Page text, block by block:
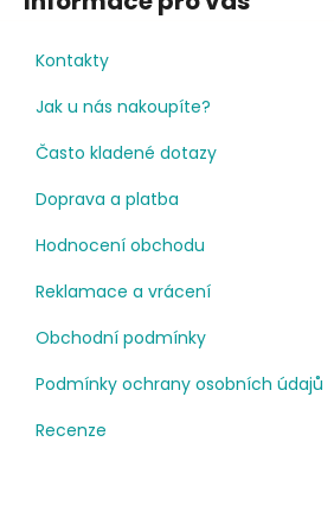
Kontakty
Jak u nás nakoupíte?
Často kladené dotazy
Doprava a platba
Hodnocení obchodu
Reklamace a vrácení
Obchodní podmínky
Podmínky ochrany osobních údajů
Recenze